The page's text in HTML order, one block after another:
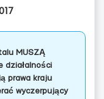
MUSZĄ
działalności
prawa kraju
wyczerpujący